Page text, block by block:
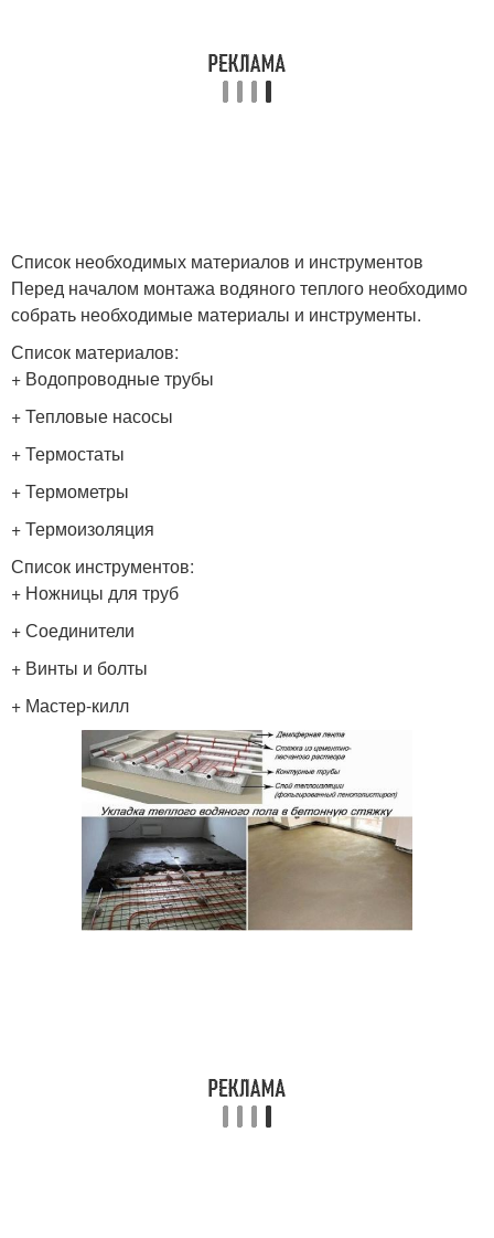
Список необходимых материалов и инструментов
Перед началом монтажа водяного теплого необходимо
собрать необходимые материалы и инструменты.
Список материалов:
+ Водопроводные трубы
+ Тепловые насосы
+ Термостаты
+ Термометры
+ Термоизоляция
Список инструментов:
+ Ножницы для труб
+ Соединители
+ Винты и болты
+ Мастер-килл